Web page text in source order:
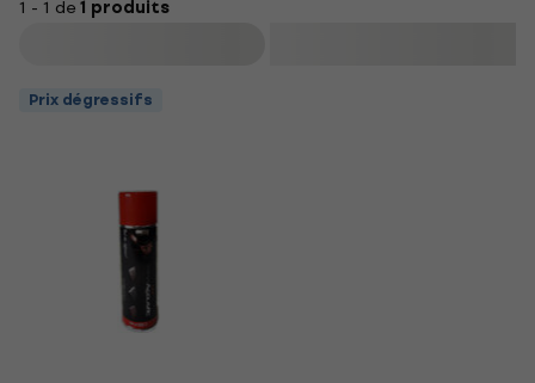
1 - 1 de1 produits
Prix dégressifs